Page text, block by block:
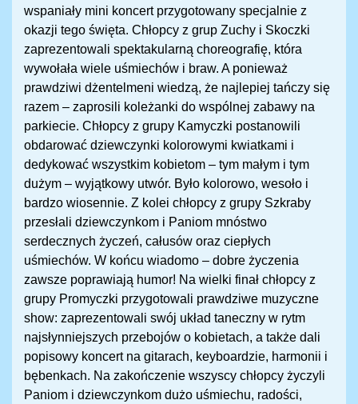
wspaniały mini koncert przygotowany specjalnie z
okazji tego święta. Chłopcy z grup Zuchy i Skoczki
zaprezentowali spektakularną choreografię, która
wywołała wiele uśmiechów i braw. A ponieważ
prawdziwi dżentelmeni wiedzą, że najlepiej tańczy się
razem – zaprosili koleżanki do wspólnej zabawy na
parkiecie. Chłopcy z grupy Kamyczki postanowili
obdarować dziewczynki kolorowymi kwiatkami i
dedykować wszystkim kobietom – tym małym i tym
dużym – wyjątkowy utwór. Było kolorowo, wesoło i
bardzo wiosennie. Z kolei chłopcy z grupy Szkraby
przesłali dziewczynkom i Paniom mnóstwo
serdecznych życzeń, całusów oraz ciepłych
uśmiechów. W końcu wiadomo – dobre życzenia
zawsze poprawiają humor! Na wielki finał chłopcy z
grupy Promyczki przygotowali prawdziwe muzyczne
show: zaprezentowali swój układ taneczny w rytm
najsłynniejszych przebojów o kobietach, a także dali
popisowy koncert na gitarach, keyboardzie, harmonii i
bębenkach. Na zakończenie wszyscy chłopcy życzyli
Paniom i dziewczynkom dużo uśmiechu, radości,